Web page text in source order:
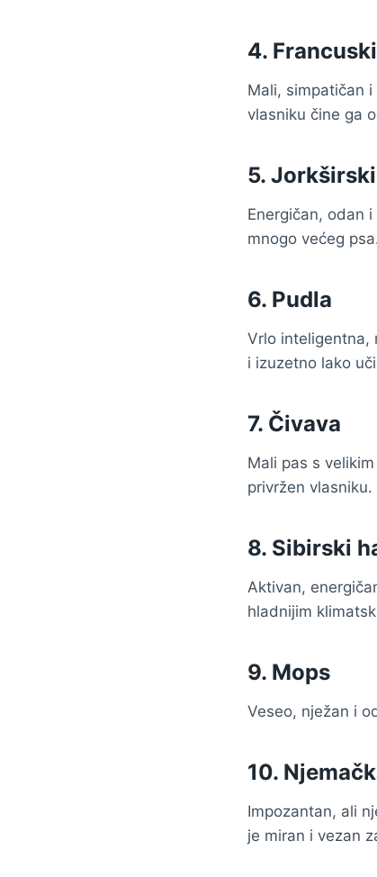
4.
Mali, simpatičan
vlasniku čine ga
5.
Energičan, odan
mnogo većeg
6. Pudla
Vrlo inteligentna,
i izuzetno lako
7. Čivava
Mali pas s
privržen vlasniku.
8. Sibirski
Aktivan,
hladnijim
9. Mops
Veseo, nježan i
10.
Impozantan, ali
je miran i vezan